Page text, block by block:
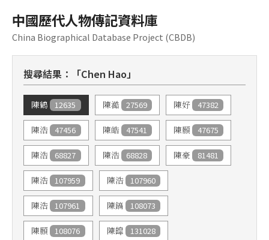
中國歷代人物傳記資料庫
China Biographical Database Project (CBDB)
搜尋結果：「Chen Hao」
陳鶴 12635 陳澔 27569 陳好 47382
陳浩 47456 陳皓 47541 陳顥 47675
陳浩 68827 陳浩 68828 陳豪 81481
陳浩 107959 陳浩 107960
陳浩 107961 陳鎬 108073
陳顥 108076 陳皡 131028